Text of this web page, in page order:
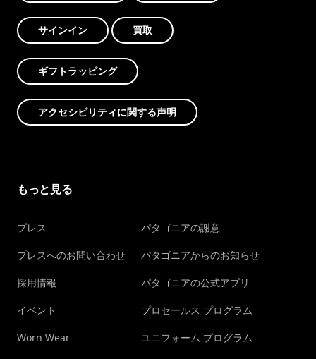
サインイン 買取
ギフトラッピング
アクセシビリティに関する声明
もっと見る
プレス
プレスへのお問い合わせ
採用情報
イベント
Worn Wear
パタゴニアの謝意
パタゴニアからのお知らせ
パタゴニアの公式アプリ
プロセールス プログラム
ユニフォーム プログラム